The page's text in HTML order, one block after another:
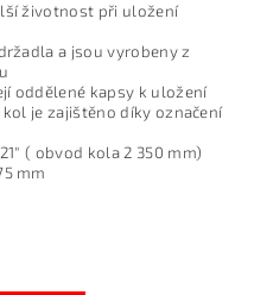
životnost při uložení
a jsou vyrobeny z
oddělené kapsy k uložení
je zajištěno díky označení
( obvod kola 2 350 mm)
mm